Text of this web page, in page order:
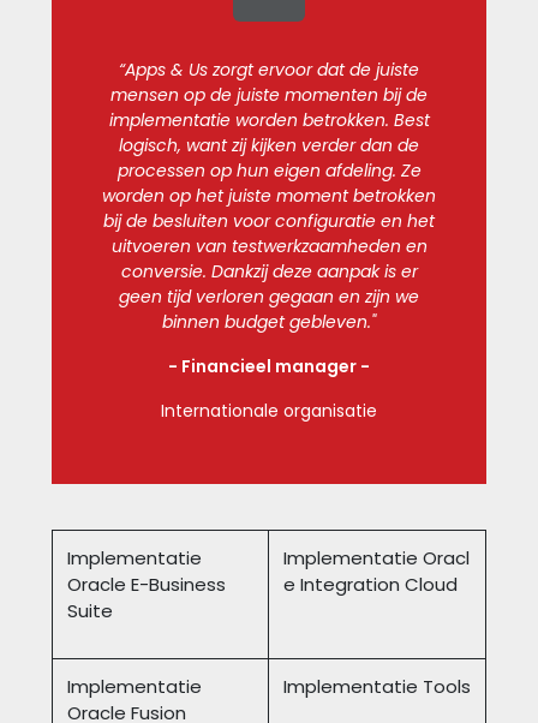
“Apps & Us zorgt ervoor dat de juiste
mensen op de juiste momenten bij de
implementatie worden betrokken. Best
logisch, want zij kijken verder dan de
processen op hun eigen afdeling. Ze
worden op het juiste moment betrokken
bij de besluiten voor configuratie en het
uitvoeren van testwerkzaamheden en
conversie. Dankzij deze aanpak is er
geen tijd verloren gegaan en zijn we
binnen budget gebleven."
- Financieel manager -
Internationale organisatie
Implementatie
Oracle E-Business
Suite
Implementatie Oracl
e Integration Cloud
Implementatie
Oracle Fusion
Implementatie Tools